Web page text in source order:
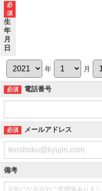
生
年
月
日
年 月
電話番号
メールアドレス
備考